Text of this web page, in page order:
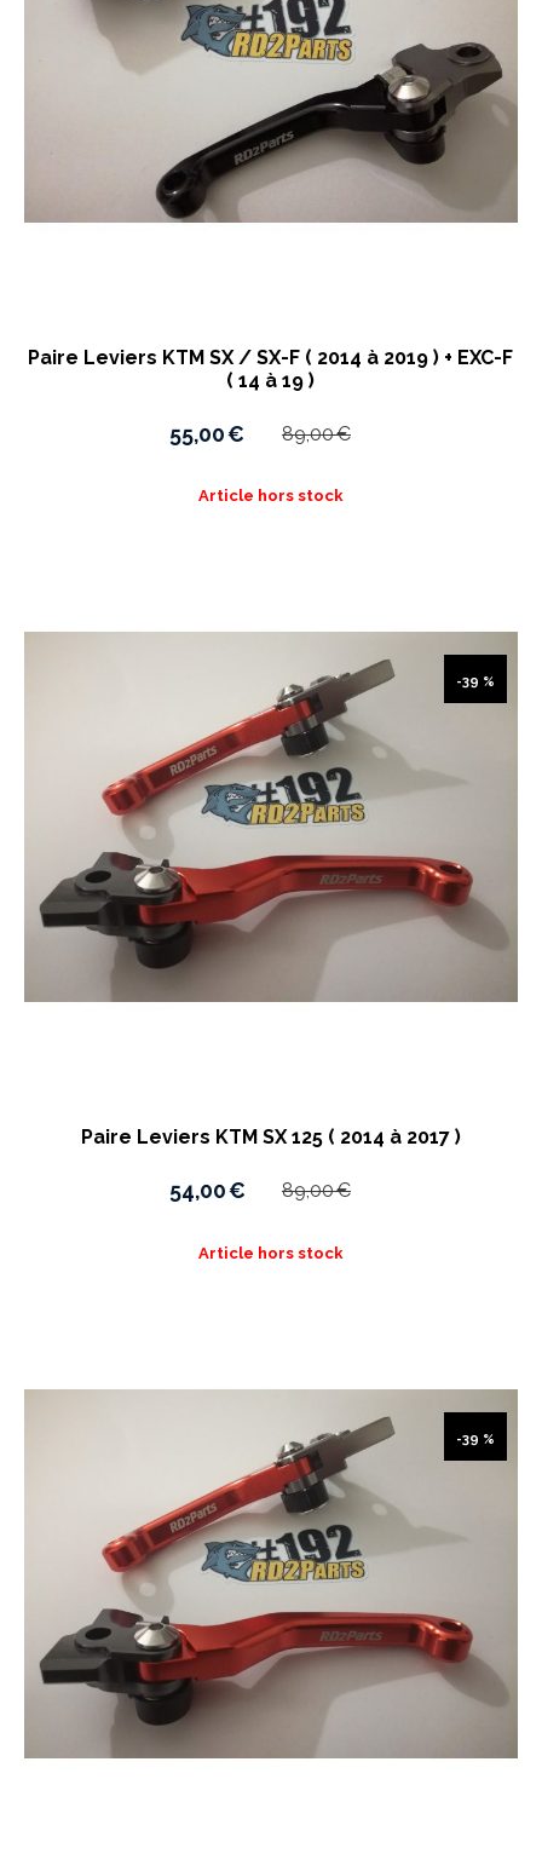
Paire Leviers KTM SX / SX-F ( 2014 à 2019 ) + EXC-F
( 14 à 19 )
55,00€ 89,00€
Article hors stock
-39 %
Paire Leviers KTM SX 125 ( 2014 à 2017 )
54,00€ 89,00€
Article hors stock
-39 %